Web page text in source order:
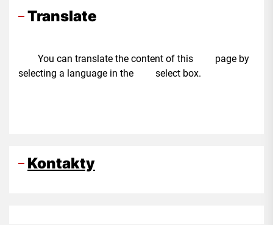
Translate
You can translate the content of this page by
selecting a language in the select box.
Kontakty